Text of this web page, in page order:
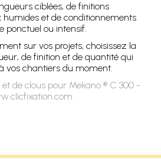
ciblées, de finitions
et de conditionnements
ponctuel ou intensif.
sur vos projets, choisissez la
de finition et de quantité qui
vos chantiers du moment.
de clous pour Mekano ® C 300 -